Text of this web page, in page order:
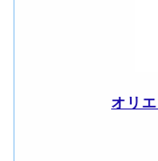
オリ